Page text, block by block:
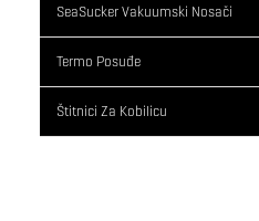
SeaSucker Vakuumski Nosači
Termo Posuđe
Štitnici Za Kobilicu